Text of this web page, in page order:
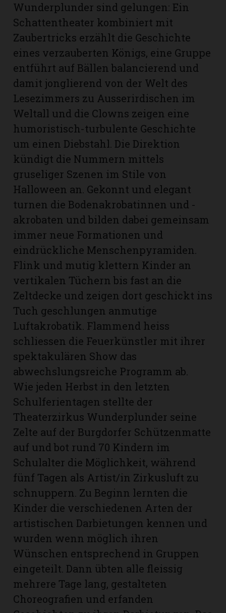
Wunderplunder sind gelungen: Ein
Schattentheater kombiniert mit
Zaubertricks erzählt die Geschichte
eines verzauberten Königs, eine Gruppe
entführt auf Bällen balancierend und
damit jonglierend von der Welt des
Lesezimmers zu Ausserirdischen im
Weltall und die Clowns zeigen eine
humoristisch-turbulente Geschichte
um einen Diebstahl. Die Direktion
kündigt die Nummern mittels
gruseliger Szenen im Stile von
Halloween an. Gekonnt und elegant
turnen die Bodenakrobatinnen und -
akrobaten und bilden dabei gemeinsam
immer neue Formationen und
eindrückliche Menschenpyramiden.
Flink und mutig klettern Kinder an
vertikalen Tüchern bis fast an die
Zeltdecke und zeigen dort geschickt ins
Tuch geschlungen anmutige
Luftakrobatik. Flammend heiss
schliessen die Feuerkünstler mit ihrer
spektakulären Show das
abwechslungsreiche Programm ab.
Wie jeden Herbst in den letzten
Schulferientagen stellte der
Theaterzirkus Wunderplunder seine
Zelte auf der Burgdorfer Schützenmatte
auf und bot rund 70 Kindern im
Schulalter die Möglichkeit, während
fünf Tagen als Artist/in Zirkusluft zu
schnuppern. Zu Beginn lernten die
Kinder die verschiedenen Arten der
artistischen Darbietungen kennen und
wurden wenn möglich ihren
Wünschen entsprechend in Gruppen
eingeteilt. Dann übten alle fleissig
mehrere Tage lang, gestalteten
Choreografien und erfanden